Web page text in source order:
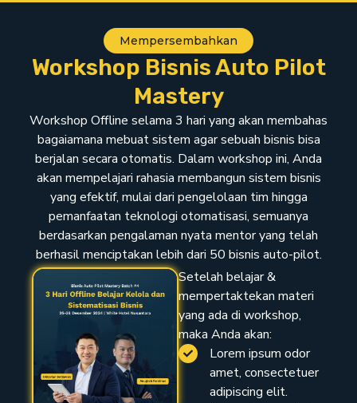
Mempersembahkan
Workshop Bisnis Auto Pilot
Mastery
Workshop Offline selama 3 hari yang akan membahas
bagaiamana mebuat sistem agar sebuah bisnis bisa
berjalan secara otomatis. Dalam workshop ini, Anda
akan mempelajari rahasia membangun sistem bisnis
yang efektif, mulai dari pengelolaan tim hingga
pemanfaatan teknologi otomatisasi, semuanya
berdasarkan pengalaman nyata mentor yang telah
berhasil menciptakan lebih dari 50 bisnis auto-pilot.
Setelah belajar &
mempertaktekan materi
yang ada di workshop,
maka Anda akan:
Lorem ipsum odor
amet, consectetuer
adipiscing elit.